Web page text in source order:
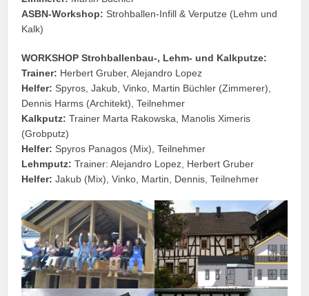
ASBN-Workshop: Strohballen-Infill & Verputze (Lehm und
Kalk)
WORKSHOP Strohballenbau-, Lehm- und Kalkputze:
Trainer: Herbert Gruber, Alejandro Lopez
Helfer: Spyros, Jakub, Vinko, Martin Büchler (Zimmerer),
Dennis Harms (Architekt), Teilnehmer
Kalkputz: Trainer Marta Rakowska, Manolis Ximeris
(Grobputz)
Helfer: Spyros Panagos (Mix), Teilnehmer
Lehmputz: Trainer: Alejandro Lopez, Herbert Gruber
Helfer: Jakub (Mix), Vinko, Martin, Dennis, Teilnehmer